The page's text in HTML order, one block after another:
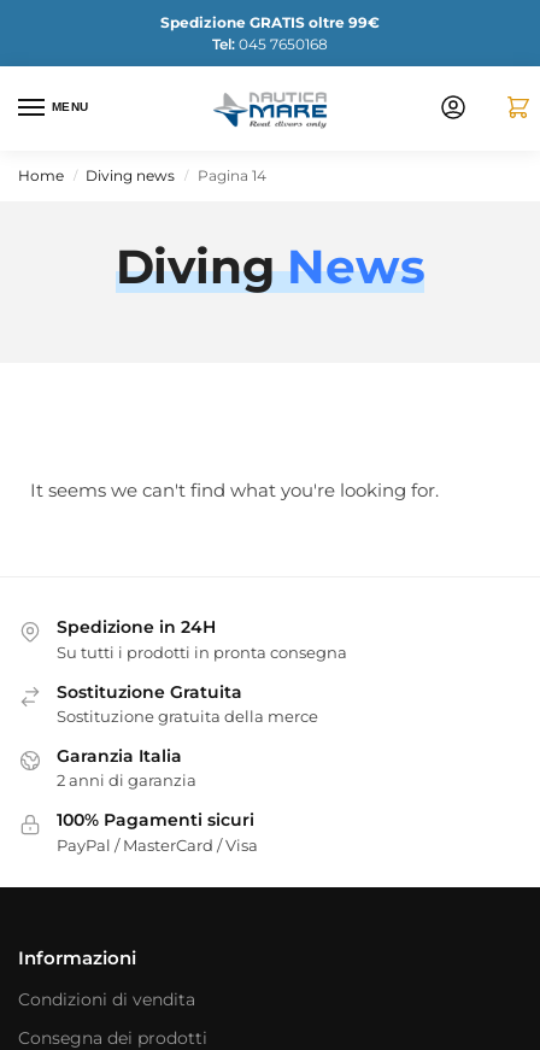
Spedizione GRATIS oltre 99€
Tel: 045 7650168
MENU
Home / Diving news / Pagina 14
DivingNews
It seems we can't find what you're looking for.
Spedizione in 24H
Su tutti i prodotti in pronta consegna
Sostituzione Gratuita
Sostituzione gratuita della merce
Garanzia Italia
2 anni di garanzia
100% Pagamenti sicuri
PayPal / MasterCard / Visa
Informazioni
Condizioni di vendita
Consegna dei prodotti